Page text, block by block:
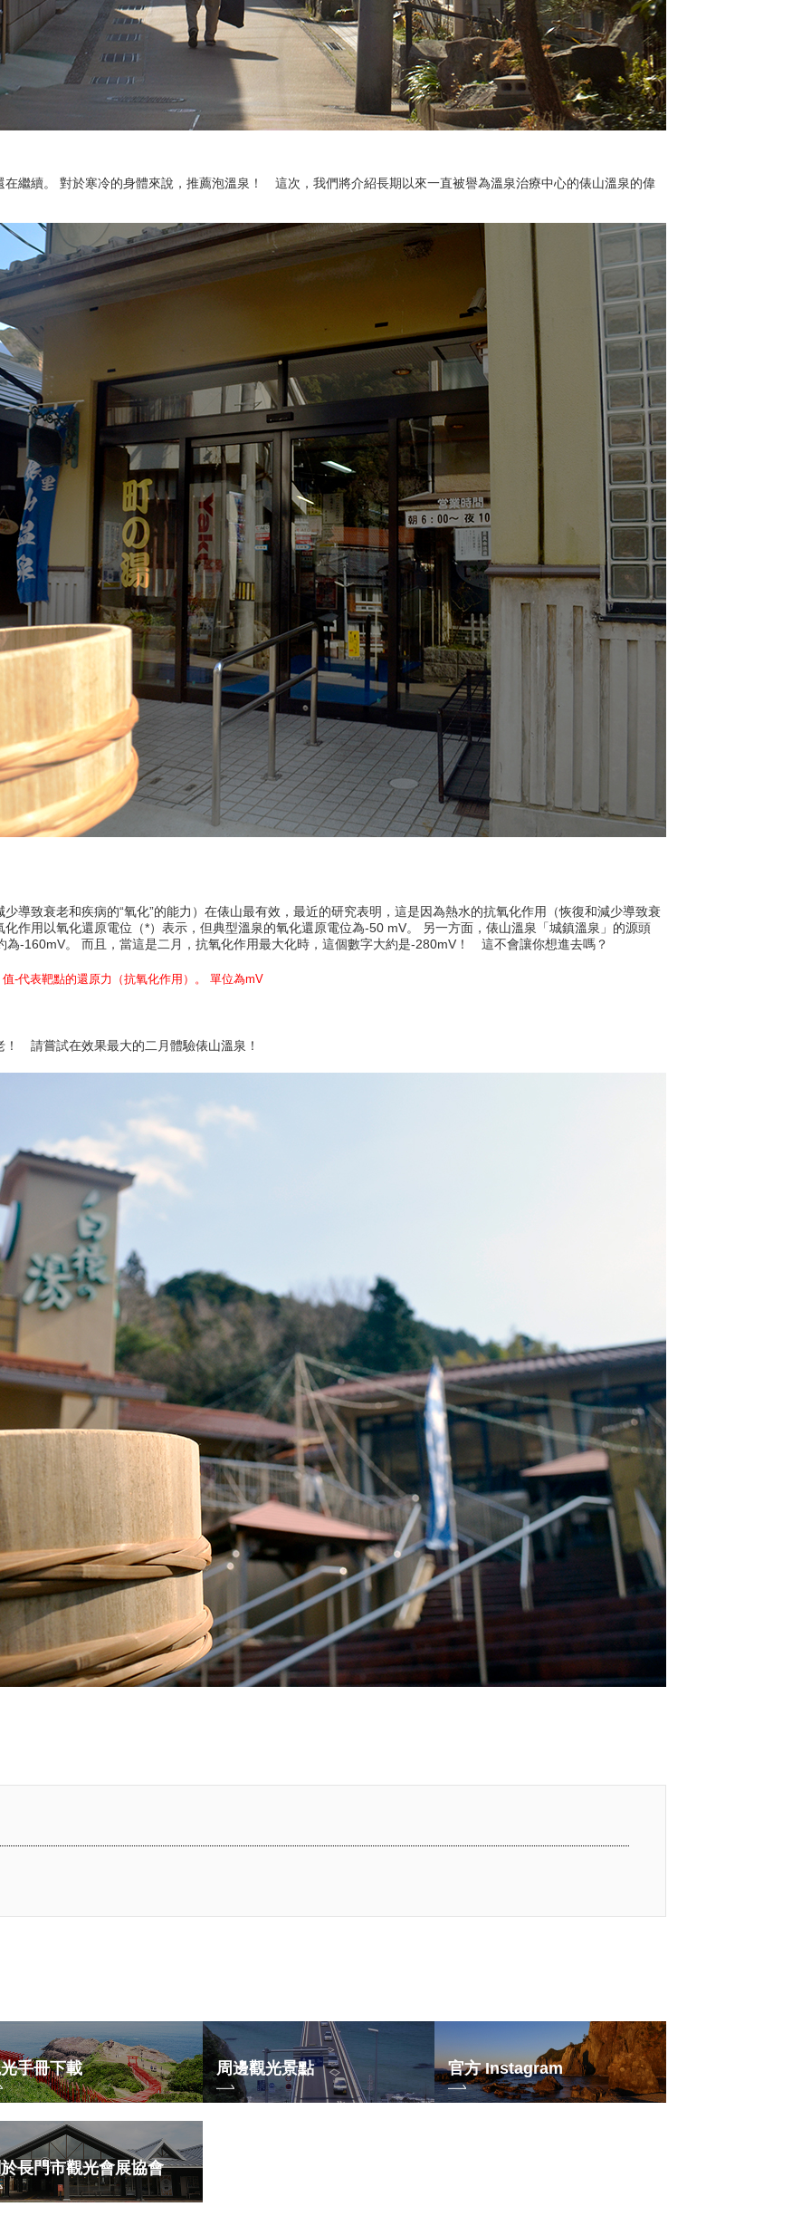
繼續。 對於寒冷的身體來說，推薦泡溫泉！ 這次，我們將介紹長期以來一直被譽為溫泉治療中心的俵山溫泉的偉
導致衰老和疾病的“氧化”的能力）在俵山最有效，最近的研究表明，這是因為熱水的抗氧化作用（恢復和減少導致衰
化作用以氧化還原電位（*）表示，但典型溫泉的氧化還原電位為-50 mV。 另一方面，俵山溫泉「城鎮溫泉」的源頭
為-160mV。 而且，當這是二月，抗氧化作用最大化時，這個數字大約是-280mV！ 這不會讓你想進去嗎？
-代表靶點的還原力（抗氧化作用）。 單位為mV
請嘗試在效果最大的二月體驗俵山溫泉！
手冊下載 周邊觀光景點 官方 Instagram
長門市觀光會展協會